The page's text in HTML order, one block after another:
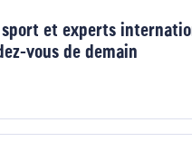
sport et experts
vous de demain